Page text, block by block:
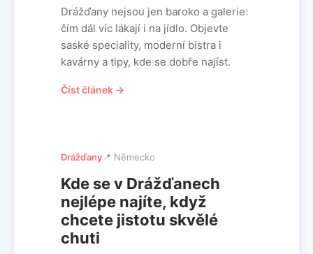
Drážďany nejsou jen baroko a galerie:
čím dál víc lákají i na jídlo. Objevte
saské speciality, moderní bistra i
kavárny a tipy, kde se dobře najíst.
Číst článek →
Drážďany📍 Německo
Kde se v Drážďanech
nejlépe najíte, když
chcete jistotu skvělé
chuti